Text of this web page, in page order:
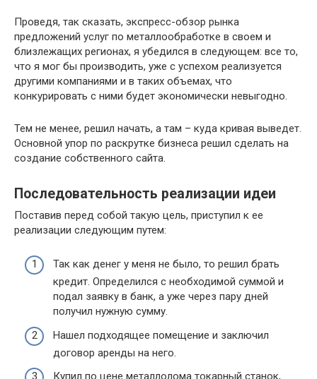
Проведя, так сказать, экспресс-обзор рынка
предложений услуг по металлообработке в своем и
близлежащих регионах, я убедился в следующем: все то,
что я мог бы производить, уже с успехом реализуется
другими компаниями и в таких объемах, что
конкурировать с ними будет экономически невыгодно.
Тем не менее, решил начать, а там – куда кривая выведет.
Основной упор по раскрутке бизнеса решил сделать на
создание собственного сайта.
Последовательность реализации идеи
Поставив перед собой такую цель, приступил к ее
реализации следующим путем:
Так как денег у меня не было, то решил брать
кредит. Определился с необходимой суммой и
подал заявку в банк, а уже через пару дней
получил нужную сумму.
Нашел подходящее помещение и заключил
договор аренды на него.
Купил по цене металлолома токарный станок,